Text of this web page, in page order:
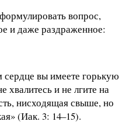
вопрос,
и даже раздраженное:
вы имеете горькую
хвалитесь и не лгите на
нисходящая свыше, но
(Иак. 3: 14–15).